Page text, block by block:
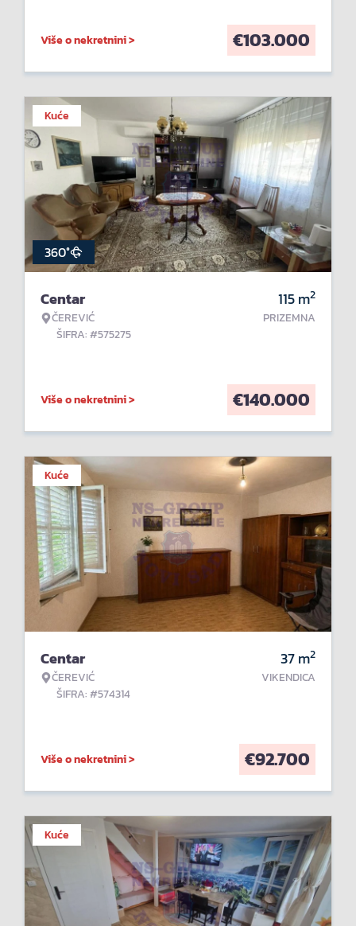
Više o nekretnini > €103.000
Kuće
360°
Centar
ČEREVIĆ
ŠIFRA: #575275
115m2
PRIZEMNA
Više o nekretnini > €140.000
Kuće
Centar
ČEREVIĆ
ŠIFRA: #574314
37m2
VIKENDICA
Više o nekretnini > €92.700
Kuće